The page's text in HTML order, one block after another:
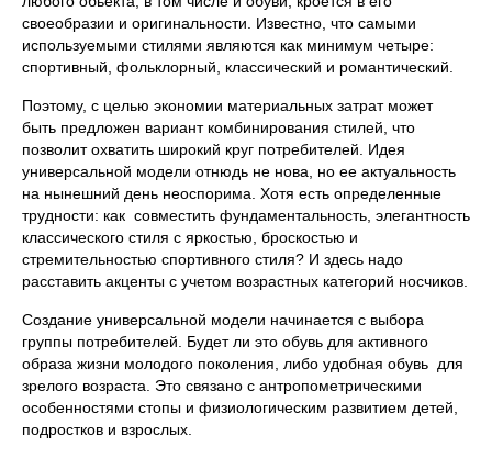
своеобразии и оригинальности. Известно, что самыми
используемыми стилями являются как минимум четыре:
спортивный, фольклорный, классический и романтический.
Поэтому, с целью экономии материальных затрат может
быть предложен вариант комбинирования стилей, что
позволит охватить широкий круг потребителей. Идея
универсальной модели отнюдь не нова, но ее актуальность
на нынешний день неоспорима. Хотя есть определенные
трудности: как совместить фундаментальность, элегантность
классического стиля с яркостью, броскостью и
стремительностью спортивного стиля? И здесь надо
расставить акценты с учетом возрастных категорий носчиков.
Создание универсальной модели начинается с выбора
группы потребителей. Будет ли это обувь для активного
образа жизни молодого поколения, либо удобная обувь для
зрелого возраста. Это связано с антропометрическими
особенностями стопы и физиологическим развитием детей,
подростков и взрослых.